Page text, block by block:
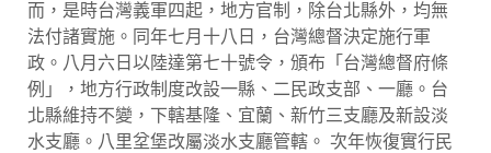
而，是時台灣義軍四起，地方官制，除台北縣外，均無
法付諸實施。同年七月十八日，台灣總督決定施行軍
政。八月六日以陸達第七十號令，頒布「台灣總督府條
例」，地方行政制度改設一縣、二民政支部、一廳。台
北縣維持不變，下轄基隆、宜蘭、新竹三支廳及新設淡
水支廳。八里坌堡改屬淡水支廳管轄。 次年恢復實行民